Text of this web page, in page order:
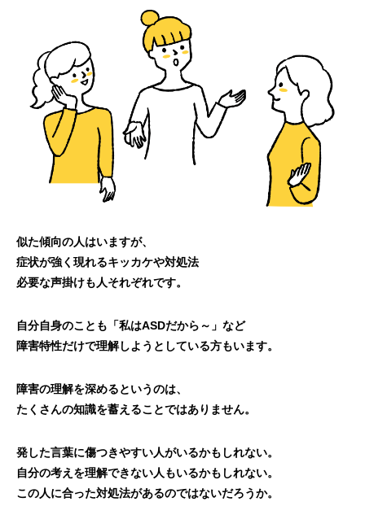
似た傾向の人はいますが、
症状が強く現れるキッカケや対処法
必要な声掛けも人それぞれです。
自分自身のことも「私はASDだから～」など
障害特性だけで理解しようとしている方もいます。
障害の理解を深めるというのは、
たくさんの知識を蓄えることではありません。
発した言葉に傷つきやすい人がいるかもしれない。
自分の考えを理解できない人もいるかもしれない。
この人に合った対処法があるのではないだろうか。